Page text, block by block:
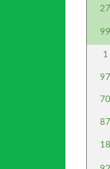
27
99
1
97
70
87
18